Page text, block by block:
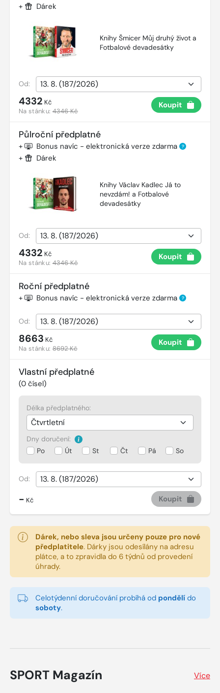
+ Dárek
Knihy Šmicer Můj druhý život a
Fotbalové devadesátky
Od:
4332 Kč
Na stánku:4346 Kč
Koupit
Půlroční předplatné
+ Bonus navíc - elektronická verze zdarma ?
+ Dárek
Knihy Václav Kadlec Já to
nevzdám! a Fotbalové
devadesátky
Od:
4332 Kč
Na stánku:4346 Kč
Koupit
Roční předplatné
+ Bonus navíc - elektronická verze zdarma ?
Od:
8663 Kč
Na stánku:8692 Kč
Koupit
Vlastní předplatné
(0 čísel)
Délka předplatného:
Dny doručení:
Po
Út St Čt Pá So
Od:
- Kč Koupit
Dárek, nebo sleva jsou určeny pouze pro nové
předplatitele. Dárky jsou odesílány na adresu
plátce, a to zpravidla do 6 týdnů od provedení
úhrady.
Celotýdenní doručování probíhá od pondělí do
soboty.
SPORT Magazín Více